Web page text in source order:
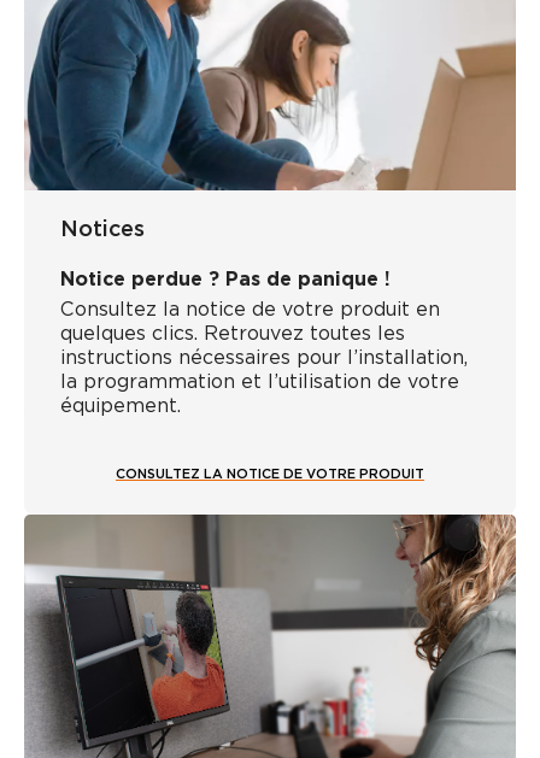
Notices
Notice perdue ? Pas de panique !
Consultez la notice de votre produit en
quelques clics. Retrouvez toutes les
instructions nécessaires pour l’installation,
la programmation et l’utilisation de votre
équipement.
CONSULTEZ LA NOTICE DE VOTRE PRODUIT